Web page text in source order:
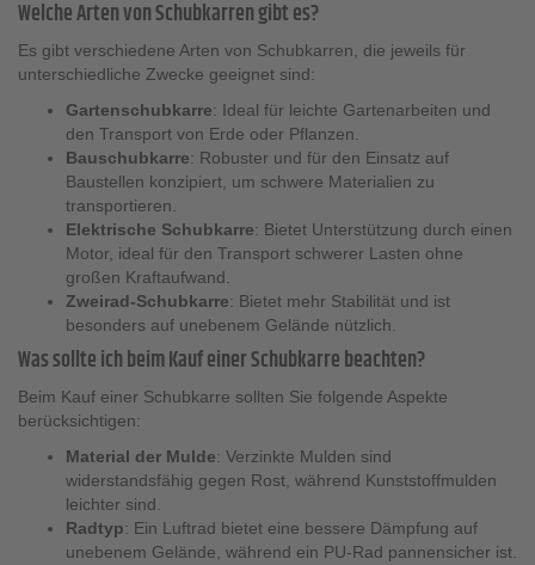
Welche Arten von Schubkarren gibt es?
Es gibt verschiedene Arten von Schubkarren, die jeweils für
unterschiedliche Zwecke geeignet sind:
Gartenschubkarre: Ideal für leichte Gartenarbeiten und
den Transport von Erde oder Pflanzen.
Bauschubkarre: Robuster und für den Einsatz auf
Baustellen konzipiert, um schwere Materialien zu
transportieren.
Elektrische Schubkarre: Bietet Unterstützung durch einen
Motor, ideal für den Transport schwerer Lasten ohne
großen Kraftaufwand.
Zweirad-Schubkarre: Bietet mehr Stabilität und ist
besonders auf unebenem Gelände nützlich.
Was sollte ich beim Kauf einer Schubkarre beachten?
Beim Kauf einer Schubkarre sollten Sie folgende Aspekte
berücksichtigen:
Material der Mulde: Verzinkte Mulden sind
widerstandsfähig gegen Rost, während Kunststoffmulden
leichter sind.
Radtyp: Ein Luftrad bietet eine bessere Dämpfung auf
unebenem Gelände, während ein PU-Rad pannensicher ist.